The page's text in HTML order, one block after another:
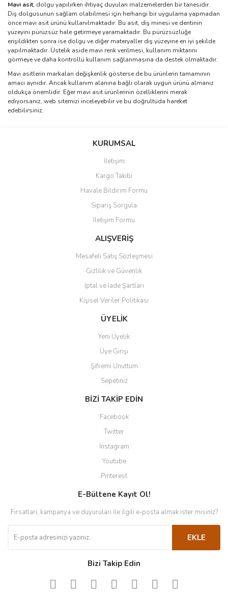
Mavi asit, dolgu yapılırken ihtiyaç duyulan malzemelerden bir tanesidir.
Diş dolgusunun sağlam olabilmesi için herhangi bir uygulama yapmadan
önce mavi asit ürünü kullanılmaktadır. Bu asit, diş minesi ve dentinin
yüzeyini pürüzsüz hale getirmeye yaramaktadır. Bu pürüzsüzlüğe
erişildikten sonra ise dolgu ve diğer materyaller diş yüzeyine en iyi şekilde
yapılmaktadır. Üstelik aside mavi renk verilmesi, kullanım miktarını
görmeye ve daha kontrollü kullanım sağlanmasına da destek olmaktadır.
Mavi asitlerin markaları değişkenlik gösterse de bu ürünlerin tamamının
amacı aynıdır. Ancak kullanım alanına bağlı olarak uygun ürünü almanız
oldukça önemlidir. Eğer mavi asit ürünlerinin özelliklerini merak
ediyorsanız, web sitemizi inceleyebilir ve bu doğrultuda hareket
edebilirsiniz.
KURUMSAL
İletişim
Kargo Takibi
Havale Bildirim Formu
Sipariş Sorgula
İletişim Formu
ALIŞVERİŞ
Mesafeli Satış Sözleşmesi
Gizlilik ve Güvenlik
İptal ve İade Şartları
Kişisel Veriler Politikası
ÜYELİK
Yeni Üyelik
Üye Girişi
Şifremi Unuttum
Sepetiniz
BİZİ TAKİP EDİN
Facebook
Twitter
Instagram
Youtube
Pinterest
E-Bültene Kayıt Ol!
Fırsatları, kampanya ve duyuruları ile ilgili e-posta almak ister misiniz?
EKLE
Bizi Takip Edin